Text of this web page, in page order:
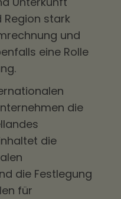
Region stark
und
eine Rolle
die
die
die Festlegung
für